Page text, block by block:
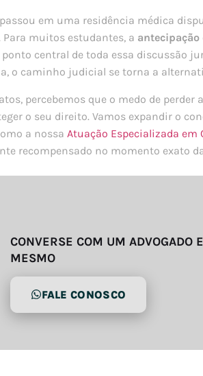
em uma residência médica
muitos estudantes, a antecipação
central de toda essa discussão
o caminho judicial se torna a
percebemos que o medo de
o seu direito. Vamos expandir o
a nossa Atuação Especializada em
recompensado no momento exato
CONVERSE COM UM ADVOGADO
MESMO
FALE CONOSCO